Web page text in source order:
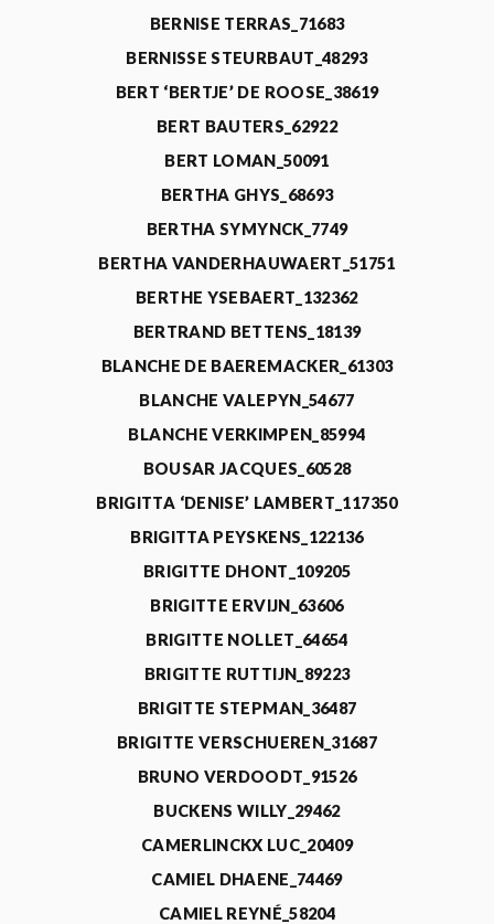
BERNISE TERRAS_71683
BERNISSE STEURBAUT_48293
BERT ‘BERTJE’ DE ROOSE_38619
BERT BAUTERS_62922
BERT LOMAN_50091
BERTHA GHYS_68693
BERTHA SYMYNCK_7749
BERTHA VANDERHAUWAERT_51751
BERTHE YSEBAERT_132362
BERTRAND BETTENS_18139
BLANCHE DE BAEREMACKER_61303
BLANCHE VALEPYN_54677
BLANCHE VERKIMPEN_85994
BOUSAR JACQUES_60528
BRIGITTA ‘DENISE’ LAMBERT_117350
BRIGITTA PEYSKENS_122136
BRIGITTE DHONT_109205
BRIGITTE ERVIJN_63606
BRIGITTE NOLLET_64654
BRIGITTE RUTTIJN_89223
BRIGITTE STEPMAN_36487
BRIGITTE VERSCHUEREN_31687
BRUNO VERDOODT_91526
BUCKENS WILLY_29462
CAMERLINCKX LUC_20409
CAMIEL DHAENE_74469
CAMIEL REYNÉ_58204